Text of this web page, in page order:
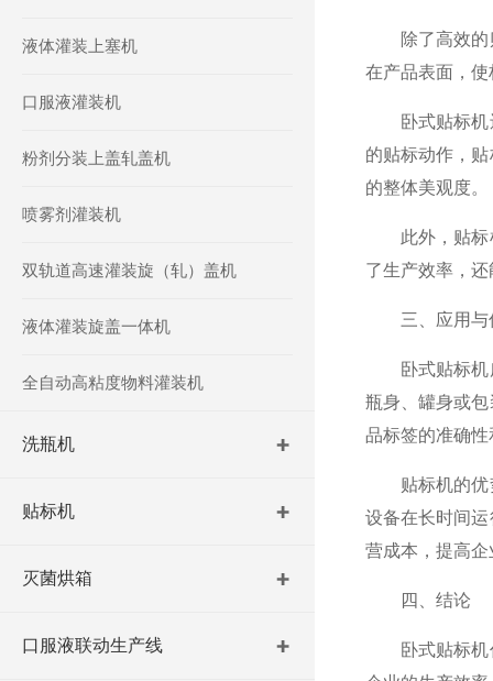
液体灌装上塞机
口服液灌装机
粉剂分装上盖轧盖机
喷雾剂灌装机
双轨道高速灌装旋（轧）盖机
液体灌装旋盖一体机
全自动高粘度物料灌装机
洗瓶机
贴标机
灭菌烘箱
口服液联动生产线
除了高效的贴
在产品表面，
卧式贴标机还
的贴标动作，
的整体美观度。
此外，贴标机
了生产效率，
三、应用与
卧式贴标机广
瓶身、罐身或
品标签的准确
贴标机的优势
设备在长时间
营成本，提高
四、结论
卧式贴标机作